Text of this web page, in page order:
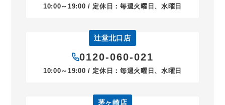
10:00～19:00 / 定休日：毎週火曜日、水曜日
辻堂北口店
0120-060-021
10:00～19:00 / 定休日：毎週火曜日、水曜日
茅ヶ崎店